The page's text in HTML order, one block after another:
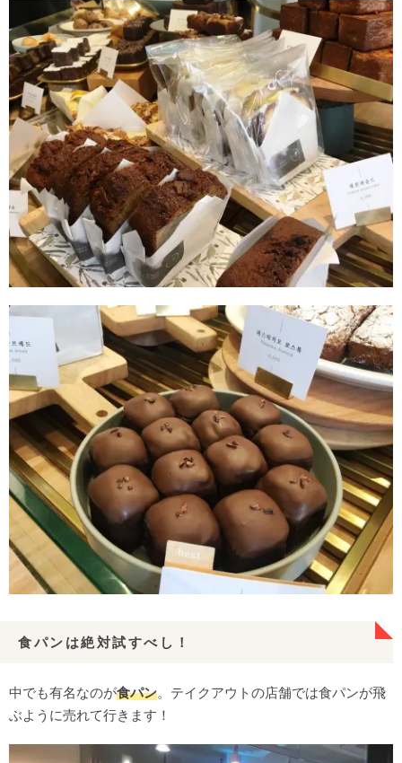
食パンは絶対試すべし！
中でも有名なのが食パン。テイクアウトの店舗では食パンが飛
ぶように売れて行きます！